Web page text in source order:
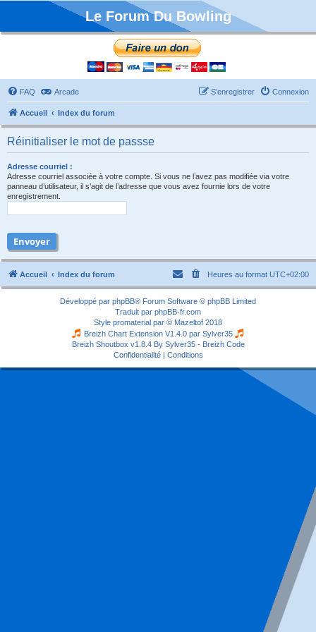
Le Forum Du Bowling
FAQ Arcade Connexion
S’enregistrer
Accueil Index du forum
Réinitialiser le mot de passse
Adresse courriel :
Adresse courriel associée à votre compte. Si vous ne l’avez pas modifiée via votre
panneau d’utilisateur, il s’agit de l’adresse que vous avez fournie lors de votre
enregistrement.
Accueil Index du forum Heures au format UTC+02:00
Développé par phpBB® Forum Software © phpBB Limited
Traduit par phpBB-fr.com
Style promaterial par © Mazeltof 2018
Breizh Chart Extension V1.4.0 par Sylver35
Breizh Shoutbox v1.8.4 By Sylver35 - Breizh Code
Confidentialité| Conditions